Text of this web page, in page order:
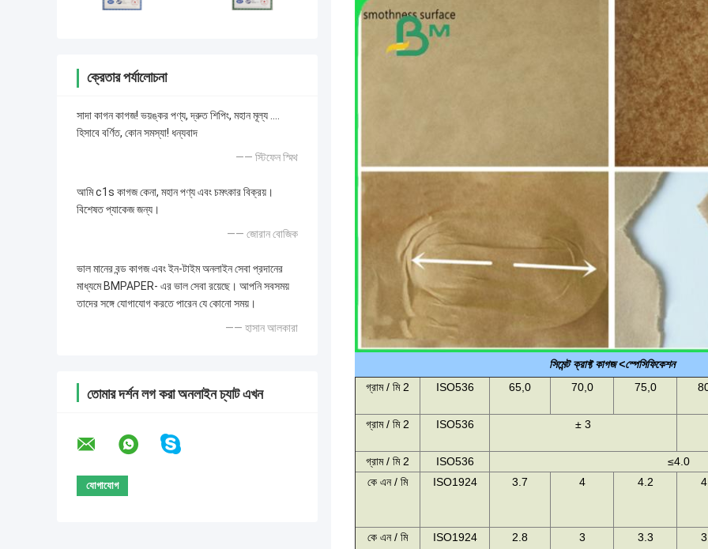
ক্রেতার পর্যালোচনা
সাদা কাগন কাগজ! ভয়ঙ্কর পণ্য, দ্রুত শিপিং, মহান মূল্য ....
হিসাবে বর্ণিত, কোন সমস্যা! ধন্যবাদ
—— স্টিফেন স্মিথ
আমি c1s কাগজ কেনা, মহান পণ্য এবং চমৎকার বিক্রয়।
বিশেষত প্যাকেজ জন্য।
—— জোরান বোজিক
ভাল মানের বন্ড কাগজ এবং ইন-টাইম অনলাইন সেবা প্রদানের
মাধ্যমে BMPAPER- এর ভাল সেবা রয়েছে। আপনি সবসময়
তাদের সঙ্গে যোগাযোগ করতে পারেন যে কোনো সময়।
—— হাসান আলকারা
তোমার দর্শন লগ করা অনলাইন চ্যাট এখন
সিমেন্ট ক্রাফ্ট কাগজ <স্পেসিফিকেশন
গ্রাম / মি 2
ISO536 65,0 70,0 75,0
গ্রাম / মি 2 ISO536 ± 3
গ্রাম / মি 2 ISO536
≤4.0
কে এন / মি
ISO1924 3.7 4 4.2
কে এন / মি ISO1924 2.8 3 3.3